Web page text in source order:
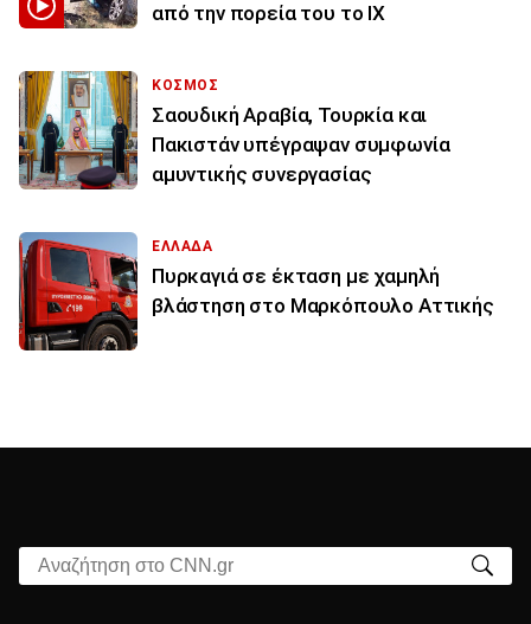
από την πορεία του το ΙΧ
ΚΟΣΜΟΣ
Σαουδική Αραβία, Τουρκία και
Πακιστάν υπέγραψαν συμφωνία
αμυντικής συνεργασίας
ΕΛΛΑΔΑ
Πυρκαγιά σε έκταση με χαμηλή
βλάστηση στο Μαρκόπουλο Αττικής
Αναζήτηση στο CNN.gr